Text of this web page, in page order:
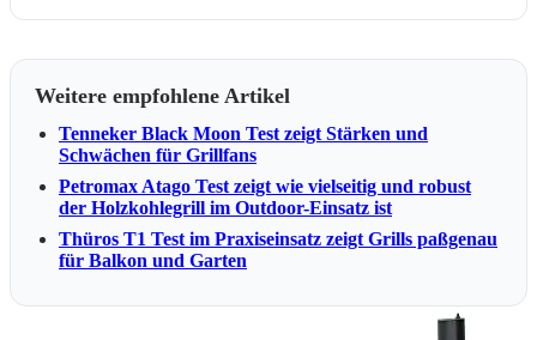
Weitere empfohlene Artikel
Tenneker Black Moon Test zeigt Stärken und
Schwächen für Grillfans
Petromax Atago Test zeigt wie vielseitig und robust
der Holzkohlegrill im Outdoor-Einsatz ist
Thüros T1 Test im Praxiseinsatz zeigt Grills paßgenau
für Balkon und Garten